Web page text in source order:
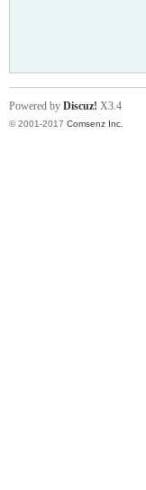
Powered by Discuz! X3.4
© 2001-2017 Comsenz Inc.